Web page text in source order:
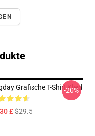
Grafische T-Shirt Kleid
£$29.5
-20%